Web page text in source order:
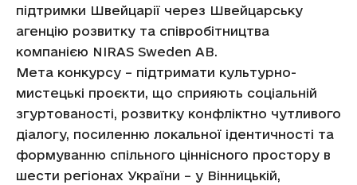
підтримки Швейцарії через Швейцарську
агенцію розвитку та співробітництва
компанією NIRAS Sweden AB.
Мета конкурсу – підтримати культурно-
мистецькі проєкти, що сприяють соціальній
згуртованості, розвитку конфліктно чутливого
діалогу, посиленню локальної ідентичності та
формуванню спільного ціннісного простору в
шести регіонах України – у Вінницькій,